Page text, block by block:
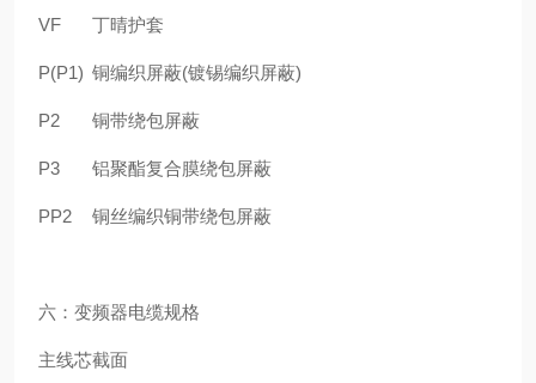
VF 丁晴护套
P(P1) 铜编织屏蔽(镀锡编织屏蔽)
P2 铜带绕包屏蔽
P3 铝聚酯复合膜绕包屏蔽
PP2 铜丝编织铜带绕包屏蔽
六： 变频器电缆规格
主线芯截面